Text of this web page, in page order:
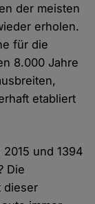
der meisten
erholen.
für die
8.000 Jahre
etabliert
und 1394
Die
dieser